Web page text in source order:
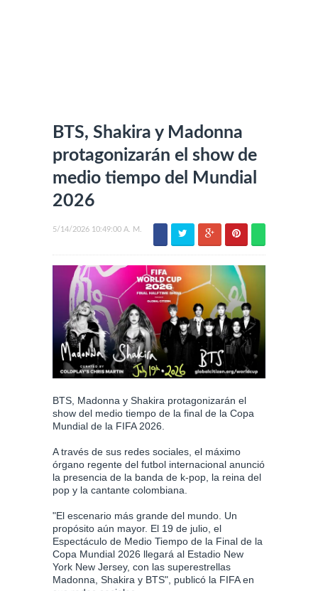
BTS, Shakira y Madonna
protagonizarán el show de
medio tiempo del Mundial
2026
5/14/2026 10:49:00 A. M.
BTS, Madonna y Shakira protagonizarán el
show del medio tiempo de la final de la Copa
Mundial de la FIFA 2026.
A través de sus redes sociales, el máximo
órgano regente del futbol internacional anunció
la presencia de la banda de k-pop, la reina del
pop y la cantante colombiana.
"El escenario más grande del mundo. Un
propósito aún mayor. El 19 de julio, el
Espectáculo de Medio Tiempo de la Final de la
Copa Mundial 2026 llegará al Estadio New
York New Jersey, con las superestrellas
Madonna, Shakira y BTS", publicó la FIFA en